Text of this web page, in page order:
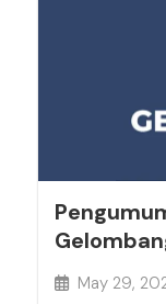
May 29,